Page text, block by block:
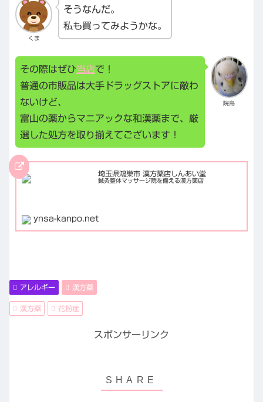
くま
そうなんだ。
私も買ってみようかな。
院鳥
その際はぜひ当店で！
普通の市販品は大手ドラッグストアに敵わ
ないけど、
富山の薬からマニアックな和漢薬まで、厳
選した処方を取り揃えてございます！
埼玉県鴻巣市 漢方薬店しんあい堂
鍼灸整体マッサージ院を備える漢方薬店
ynsa-kanpo.net
アレルギー 漢方薬
漢方薬 花粉症
スポンサーリンク